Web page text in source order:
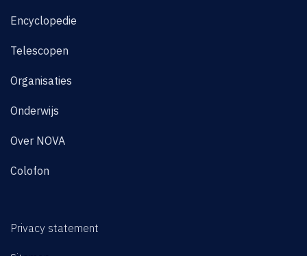
Encyclopedie
Telescopen
Organisaties
Onderwijs
Over NOVA
Colofon
Privacy statement